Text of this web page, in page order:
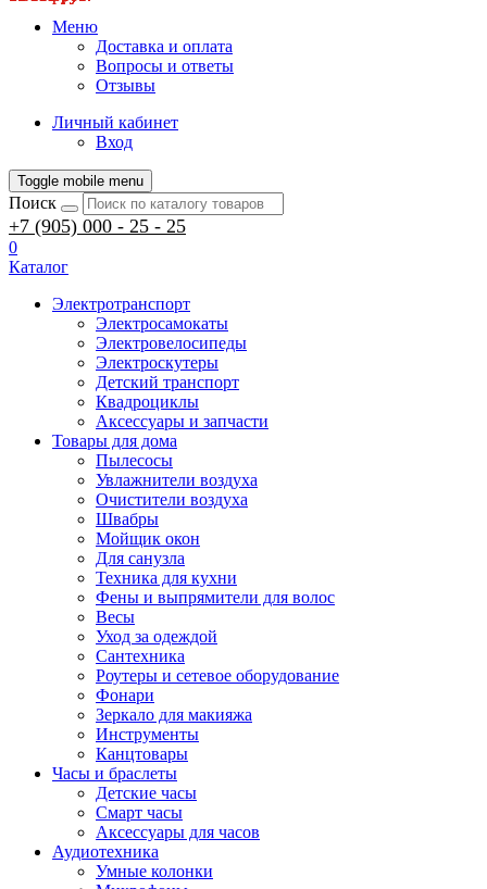
Меню
Доставка и оплата
Вопросы и ответы
Отзывы
Личный кабинет
Вход
Toggle mobile menu
Поиск
+7 (905) 000 - 25 - 25
0
Каталог
Электротранспорт
Электросамокаты
Электровелосипеды
Электроскутеры
Детский транспорт
Квадроциклы
Аксессуары и запчасти
Товары для дома
Пылесосы
Увлажнители воздуха
Очистители воздуха
Швабры
Мойщик окон
Для санузла
Техника для кухни
Фены и выпрямители для волос
Весы
Уход за одеждой
Сантехника
Роутеры и сетевое оборудование
Фонари
Зеркало для макияжа
Инструменты
Канцтовары
Часы и браслеты
Детские часы
Смарт часы
Аксессуары для часов
Аудиотехника
Умные колонки